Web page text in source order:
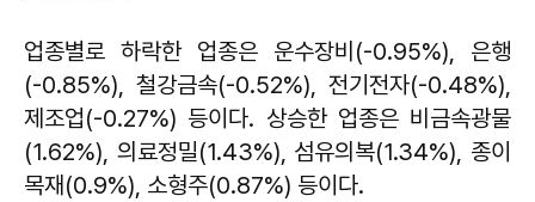
업종별로 하락한 업종은 운수장비(-0.95%), 은행
(-0.85%), 철강금속(-0.52%), 전기전자(-0.48%),
제조업(-0.27%) 등이다. 상승한 업종은 비금속광물
(1.62%), 의료정밀(1.43%), 섬유의복(1.34%), 종이
목재(0.9%), 소형주(0.87%) 등이다.